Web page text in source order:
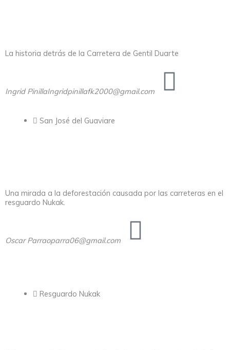
La historia detrás de la Carretera de Gentil Duarte
Ingrid PinillaIngridpinillafk2000@gmail.com
San José del Guaviare
Una mirada a la deforestación causada por las carreteras en el
resguardo Nukak.
Oscar Parraoparra06@gmail.com
Resguardo Nukak